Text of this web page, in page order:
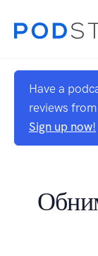
Have a
reviews
Sign up now!